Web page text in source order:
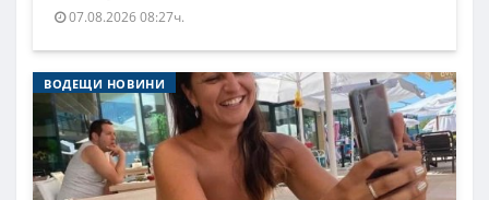
07.08.2026 08:27ч.
ВОДЕЩИ НОВИНИ